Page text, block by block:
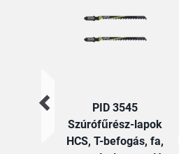
PID 3545
Szúrófűrész-lapok
HCS, T-befogás, fa,